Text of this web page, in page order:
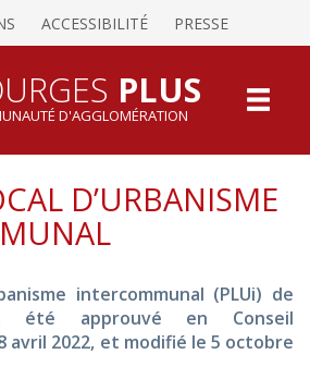
ACCESSIBILITÉ PRESSE
PLUS
D'AGGLOMÉRATION
D’URBANISME
intercommunal (PLUi) de
été approuvé en Conseil
avril 2022, et modifié le 5 octobre